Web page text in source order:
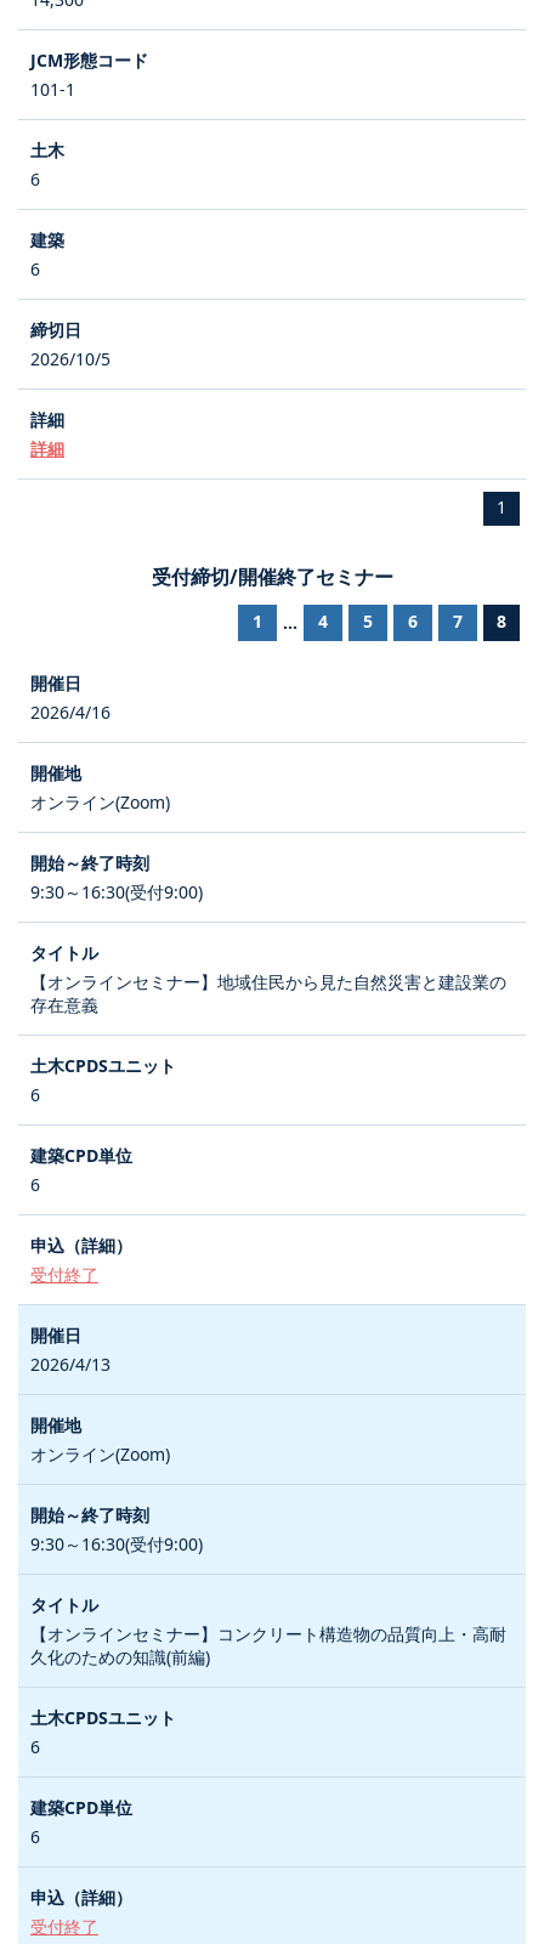
101-1
6
6
2026/10/5
詳細
1
受付締切/開催終了セミナー
1 ... 4 5 6 7 8
2026/4/16
オンライン(Zoom)
9:30～16:30(受付9:00)
【オンラインセミナー】地域住民から見た自然災害と建設業の
存在意義
6
6
受付終了
2026/4/13
オンライン(Zoom)
9:30～16:30(受付9:00)
【オンラインセミナー】コンクリート構造物の品質向上・高耐
久化のための知識(前編)
6
6
受付終了